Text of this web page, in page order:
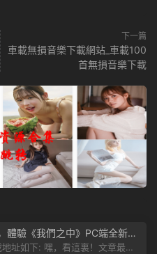
下一篇
車載無損音樂下載網站_車載100
首無損音樂下載
體驗《我們之中》PC端全新版
這裏！文章最後